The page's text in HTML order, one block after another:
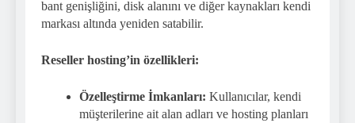
bant genişliğini, disk alanını ve diğer kaynakları kendi
markası altında yeniden satabilir.
Reseller hosting’in özellikleri:
Özelleştirme İmkanları: Kullanıcılar, kendi
müşterilerine ait alan adları ve hosting planları